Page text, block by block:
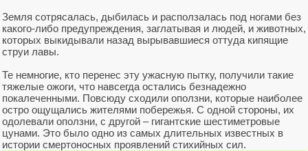
Земля сотрясалась, дыбилась и расползалась под ногами без
какого-либо предупреждения, заглатывая и людей, и животных,
которых выкидывали назад вырывавшиеся оттуда кипящие
струи лавы.
Те немногие, кто перенес эту ужасную пытку, получили такие
тяжелые ожоги, что навсегда остались безнадежно
покалеченными. Повсюду сходили оползни, которые наиболее
остро ощущались жителями побережья. С одной стороны, их
одолевали оползни, с другой – гигантские шестиметровые
цунами. Это было одно из самых длительных известных в
истории смертоносных проявлений стихийных сил.